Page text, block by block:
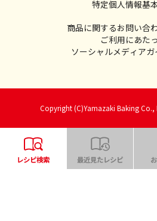
特定個人情報基
商品に関するお問い合
ご利用にあた
ソーシャルメディア
Copyright (C)Yamazaki Baking Co.,
レシピ検索 最近見たレシピ